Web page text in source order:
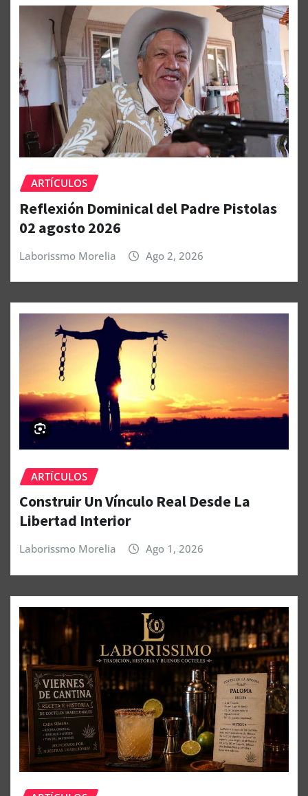
ARTÍCULOS
Reflexión Dominical del Padre Pistolas
02 agosto 2026
Laborissmo Morelia Ago 2, 2026
ARTÍCULOS
Construir Un Vínculo Real Desde La
Libertad Interior
Laborissmo Morelia Ago 1, 2026